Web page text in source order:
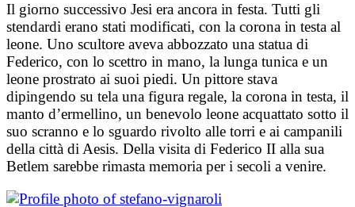
Il giorno successivo Jesi era ancora in festa. Tutti gli
stendardi erano stati modificati, con la corona in testa al
leone. Uno scultore aveva abbozzato una statua di
Federico, con lo scettro in mano, la lunga tunica e un
leone prostrato ai suoi piedi. Un pittore stava
dipingendo su tela una figura regale, la corona in testa, il
manto d’ermellino, un benevolo leone acquattato sotto il
suo scranno e lo sguardo rivolto alle torri e ai campanili
della città di Aesis. Della visita di Federico II alla sua
Betlem sarebbe rimasta memoria per i secoli a venire.